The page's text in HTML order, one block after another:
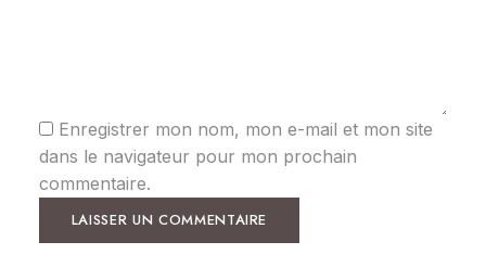
Enregistrer mon nom, mon e-mail et mon site
dans le navigateur pour mon prochain
commentaire.